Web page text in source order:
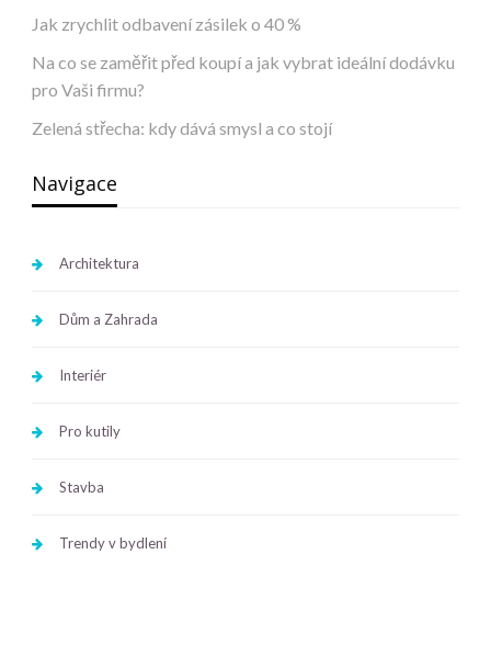
Jak zrychlit odbavení zásilek o 40 %
Na co se zaměřit před koupí a jak vybrat ideální dodávku
pro Vaši firmu?
Zelená střecha: kdy dává smysl a co stojí
Navigace
Architektura
Dům a Zahrada
Interiér
Pro kutily
Stavba
Trendy v bydlení